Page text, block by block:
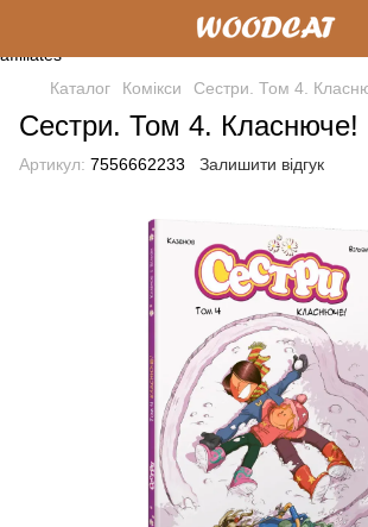
Каталог Комікси Сестри. Том 4.
Сестри. Том 4. Класнюче!
Артикул: 7556662233 Залишити відгук